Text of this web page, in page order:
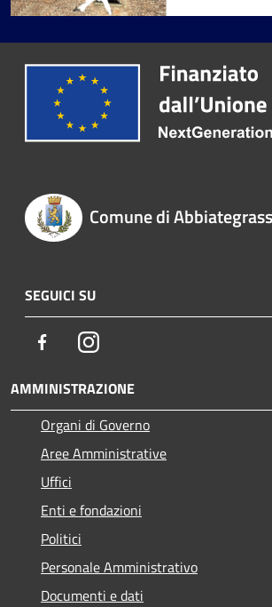
Comune di
SEGUICI SU
FacebookInstagram
AMMINISTRAZIONE
Organi di Governo
Aree Amministrative
Uffici
Enti e fondazioni
Politici
Personale Amministrativo
Documenti e dati